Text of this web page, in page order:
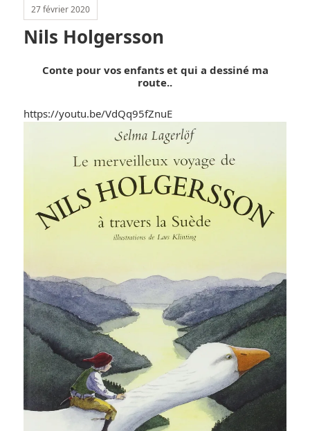
27 février 2020
Nils Holgersson
Conte pour vos enfants et qui a dessiné ma
route..
https://youtu.be/VdQq95fZnuE